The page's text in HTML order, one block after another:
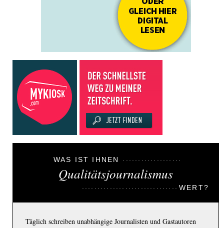
WAS IST IHNEN
Qualitätsjournalismus
WERT?
Täglich schreiben unabhängige Journalisten und Gastautoren